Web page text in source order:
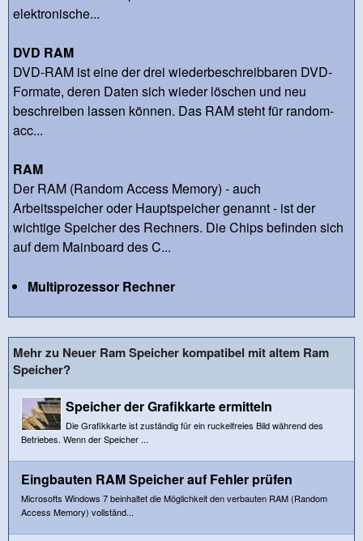
elektronische...
DVD RAM
DVD-RAM ist eine der drei wiederbeschreibbaren DVD-
Formate, deren Daten sich wieder löschen und neu
beschreiben lassen können. Das RAM steht für random-
acc...
RAM
Der RAM (Random Access Memory) - auch
Arbeitsspeicher oder Hauptspeicher genannt - ist der
wichtige Speicher des Rechners. Die Chips befinden sich
auf dem Mainboard des C...
Multiprozessor Rechner
Mehr zu Neuer Ram Speicher kompatibel mit altem Ram
Speicher?
Speicher der Grafikkarte ermitteln
Die Grafikkarte ist zuständig für ein ruckelfreies Bild während des
Betriebes. Wenn der Speicher ...
Eingbauten RAM Speicher auf Fehler prüfen
Microsofts Windows 7 beinhaltet die Möglichkeit den verbauten RAM (Random
Access Memory) vollständ...